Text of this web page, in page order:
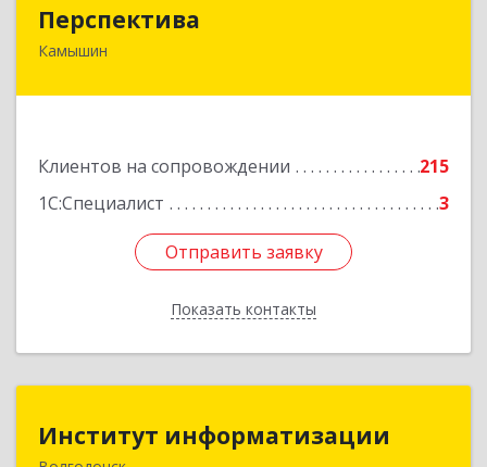
Перспектива
Камышин
Клиентов на сопровождении
215
1С:Специалист
3
Отправить заявку
Показать контакты
Отправить заявку
Назад
Институт информатизации
Институт информатизации